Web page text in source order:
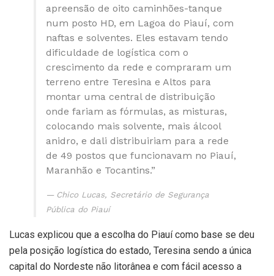
apreensão de oito caminhões-tanque
num posto HD, em Lagoa do Piauí, com
naftas e solventes. Eles estavam tendo
dificuldade de logística com o
crescimento da rede e compraram um
terreno entre Teresina e Altos para
montar uma central de distribuição
onde fariam as fórmulas, as misturas,
colocando mais solvente, mais álcool
anidro, e dali distribuiriam para a rede
de 49 postos que funcionavam no Piauí,
Maranhão e Tocantins.”
Chico Lucas, Secretário de Segurança
Pública do Piauí
Lucas explicou que a escolha do Piauí como base se deu
pela posição logística do estado, Teresina sendo a única
capital do Nordeste não litorânea e com fácil acesso a